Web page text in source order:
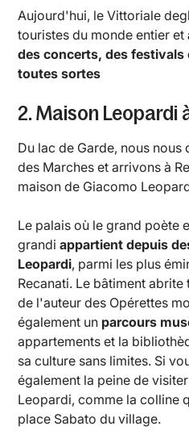
Aujourd'hui, le Vittoriale
touristes du monde entier et
des concerts, des festivals
toutes sortes
2. Maison Leopardi
Du lac de Garde, nous
des Marches et arrivons à
maison de Giacomo
Le palais où le grand poète
grandiappartient depuis
Leopardi, parmi les plus
Recanati. Le bâtiment
de l'auteur des Opérettes
également un parcours
appartements et la
sa culture sans limites. Si
également la peine de
Leopardi, comme la colline
place Sabato du village.